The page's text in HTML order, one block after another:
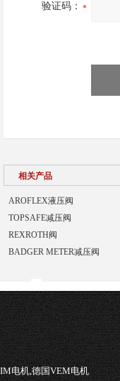
验证码：
相关产品
AROFLEX液压阀
TOPSAFE减压阀
REXROTH阀
BADGER METER减压阀
电机,德国VEM电机